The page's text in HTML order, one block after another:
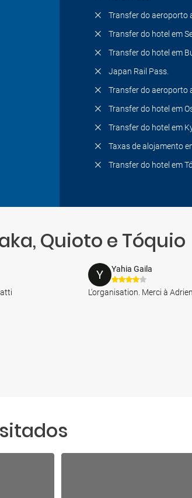
Transfer do aeroporto
Transfer do hotel em
Transfer do hotel em
Japan Rail Pass.
Transfer do aeroporto
Transfer do hotel em
Transfer do hotel em
Taxas de alojamento
Transfer do hotel em
Quioto e Tóquio
Y Yahia Gaila
L'organisation. Merci à Adrien.